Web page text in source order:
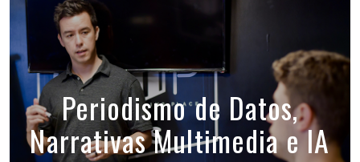
Periodismo de Datos,
Narrativas Multimedia e IA